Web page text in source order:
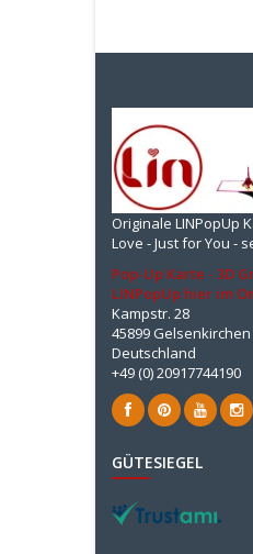
Originale LINPopUp
Love - Just for You -
Pop-Up Karte - 3D
LINPopUp hier im
Kampstr. 28
45899 Gelsenkirchen
Deutschland
+49 (0) 20917744190
GÜTESIEGEL